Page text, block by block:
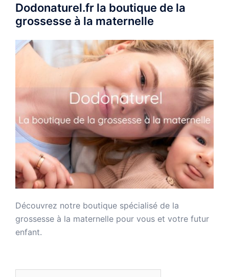
Dodonaturel.fr la boutique de la
grossesse à la maternelle
Découvrez notre boutique spécialisé de la
grossesse à la maternelle pour vous et votre futur
enfant.